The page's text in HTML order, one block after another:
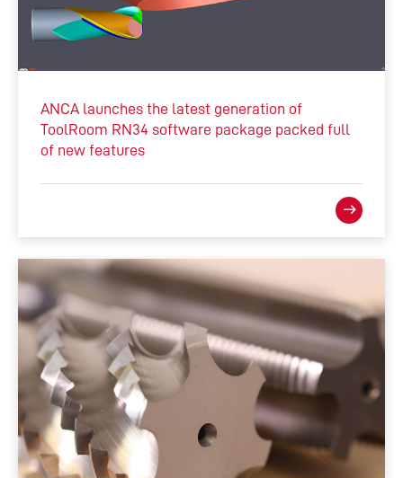
ANCA launches the latest generation of
ToolRoom RN34 software package packed full
of new features